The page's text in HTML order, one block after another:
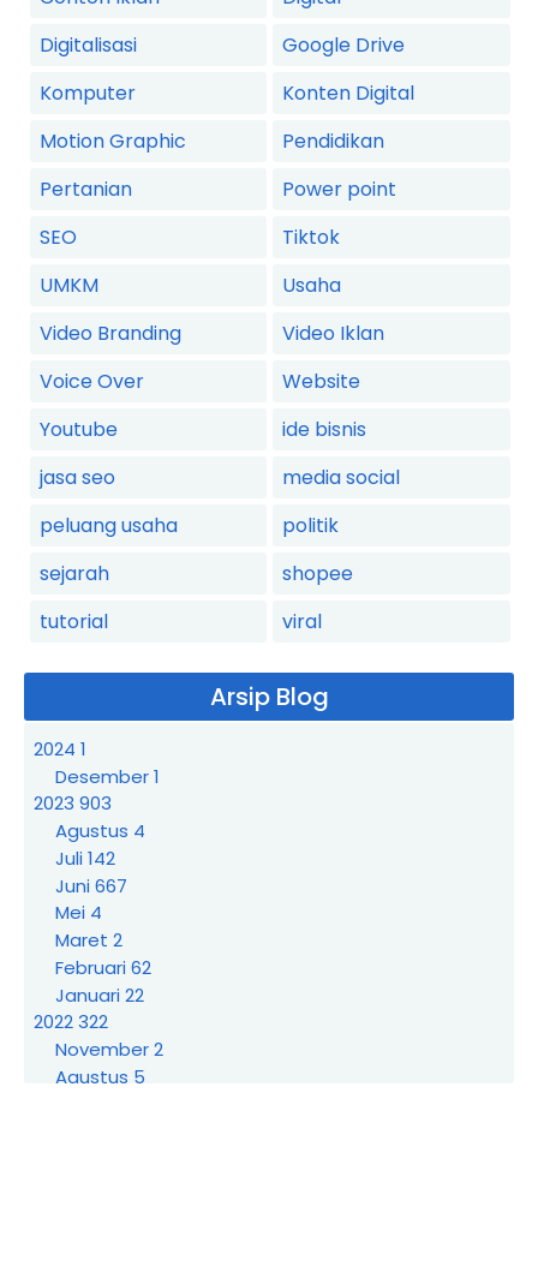
Digitalisasi
Google Drive
Komputer
Konten Digital
Motion Graphic
Pendidikan
Pertanian
Power point
SEO
Tiktok
UMKM
Usaha
Video Branding
Video Iklan
Voice Over
Website
Youtube
ide bisnis
jasa seo
media social
peluang usaha
politik
sejarah
shopee
tutorial
viral
Arsip Blog
2024 1
Desember1
2023 903
Agustus 4
Juli142
Juni667
Mei 4
Maret 2
Februari62
Januari22
2022322
November2
Agustus 5